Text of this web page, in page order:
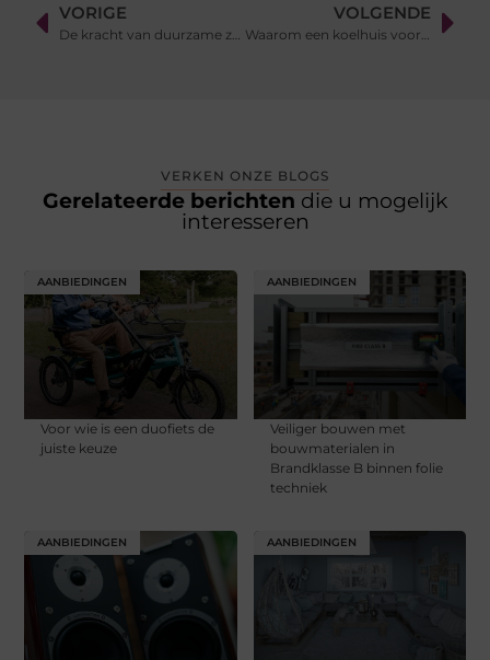
VORIGE
De kracht van duurzame zomergeschenken: maak je merk zichtbaar op vakantie
VOLGENDE
Waarom een koelhuis voor verse producten uitkomst biedt bij seizoenspieken
VERKEN ONZE BLOGS
Gerelateerde berichten die u mogelijk
interesseren
AANBIEDINGEN
Voor wie is een duofiets de
juiste keuze
AANBIEDINGEN
Veiliger bouwen met
bouwmaterialen in
Brandklasse B binnen folie
techniek
AANBIEDINGEN AANBIEDINGEN